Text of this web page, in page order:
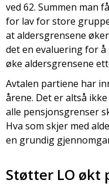
ved 62. Summen man
for lav for store
at aldersgrensene
det en evaluering for
øke aldersgrensene
Avtalen partiene har
årene. Det er altså
alle pensjonsgrenser
Hva som skjer med
en grundig
Støtter LO økt